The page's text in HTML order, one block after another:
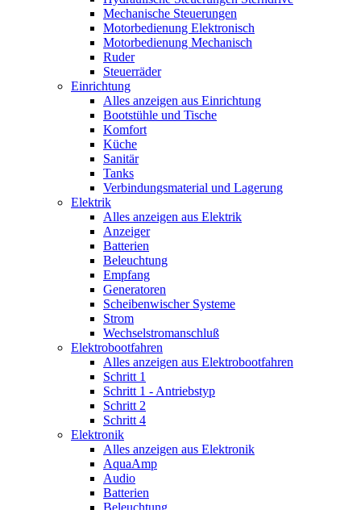
Mechanische Steuerungen
Motorbedienung Elektronisch
Motorbedienung Mechanisch
Ruder
Steuerräder
Einrichtung
Alles anzeigen aus Einrichtung
Bootstühle und Tische
Komfort
Küche
Sanitär
Tanks
Verbindungsmaterial und Lagerung
Elektrik
Alles anzeigen aus Elektrik
Anzeiger
Batterien
Beleuchtung
Empfang
Generatoren
Scheibenwischer Systeme
Strom
Wechselstromanschluß
Elektrobootfahren
Alles anzeigen aus Elektrobootfahren
Schritt 1
Schritt 1 - Antriebstyp
Schritt 2
Schritt 4
Elektronik
Alles anzeigen aus Elektronik
AquaAmp
Audio
Batterien
Beleuchtung